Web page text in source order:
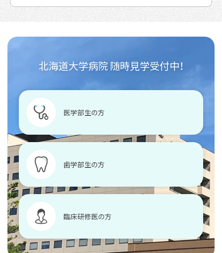
北海道大学病院 随時見学受付中！
医学部生の方
歯学部生の方
臨床研修医の方